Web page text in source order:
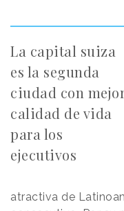
La capital suiza
es la segunda
ciudad con
calidad de vida
para los
ejecutivos
atractiva de